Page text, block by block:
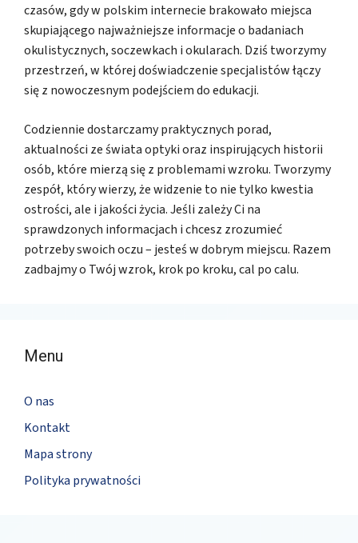
czasów, gdy w polskim internecie brakowało miejsca
skupiającego najważniejsze informacje o badaniach
okulistycznych, soczewkach i okularach. Dziś tworzymy
przestrzeń, w której doświadczenie specjalistów łączy
się z nowoczesnym podejściem do edukacji.
Codziennie dostarczamy praktycznych porad,
aktualności ze świata optyki oraz inspirujących historii
osób, które mierzą się z problemami wzroku. Tworzymy
zespół, który wierzy, że widzenie to nie tylko kwestia
ostrości, ale i jakości życia. Jeśli zależy Ci na
sprawdzonych informacjach i chcesz zrozumieć
potrzeby swoich oczu – jesteś w dobrym miejscu. Razem
zadbajmy o Twój wzrok, krok po kroku, cal po calu.
Menu
O nas
Kontakt
Mapa strony
Polityka prywatności